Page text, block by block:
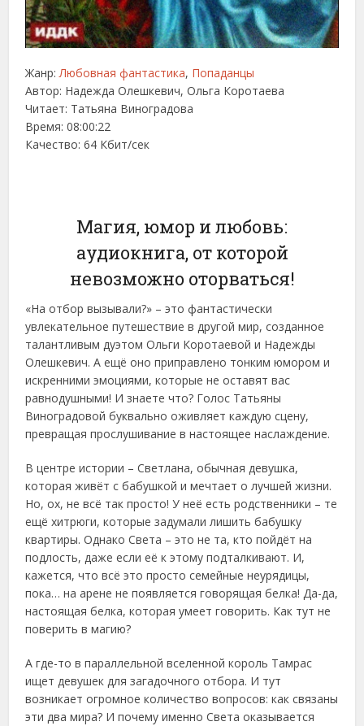
Жанр:Любовная фантастика, Попаданцы
Автор: Надежда Олешкевич, Ольга Коротаева
Читает: Татьяна Виноградова
Время: 08:00:22
Качество: 64 Кбит/сек
Магия, юмор и любовь:
аудиокнига, от которой
невозможно оторваться!
«На отбор вызывали?» – это фантастически
увлекательное путешествие в другой мир, созданное
талантливым дуэтом Ольги Коротаевой и Надежды
Олешкевич. А ещё оно приправлено тонким юмором и
искренними эмоциями, которые не оставят вас
равнодушными! И знаете что? Голос Татьяны
Виноградовой буквально оживляет каждую сцену,
превращая прослушивание в настоящее наслаждение.
В центре истории – Светлана, обычная девушка,
которая живёт с бабушкой и мечтает о лучшей жизни.
Но, ох, не всё так просто! У неё есть родственники – те
ещё хитрюги, которые задумали лишить бабушку
квартиры. Однако Света – это не та, кто пойдёт на
подлость, даже если её к этому подталкивают. И,
кажется, что всё это просто семейные неурядицы,
пока… на арене не появляется говорящая белка! Да-да,
настоящая белка, которая умеет говорить. Как тут не
поверить в магию?
А где-то в параллельной вселенной король Тамрас
ищет девушек для загадочного отбора. И тут
возникает огромное количество вопросов: как связаны
эти два мира? И почему именно Света оказывается